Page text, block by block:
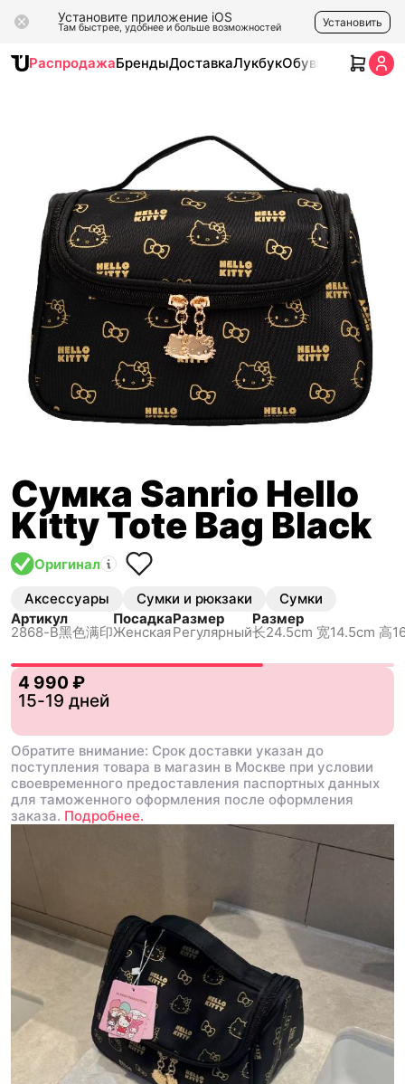
Установите приложение iOS
Там быстрее, удобнее и больше возможностей Установить
РаспродажаБрендыДоставкаЛукбукОбувь Одежда
Сумка Sanrio Hello
Kitty Tote Bag Black
Оригинал
Аксессуары Сумки и рюкзаки
Сумки
Артикул
2868-B黑色满印
Посадка
Женская
Размер
Регулярный
Размер
长24.5cm 宽14.5cm 高
4 990 ₽
15-19 дней
Обратите внимание: Срок доставки указан до
поступления товара в магазин в Москве при условии
своевременного предоставления паспортных данных
для таможенного оформления после оформления
заказа. Подробнее.